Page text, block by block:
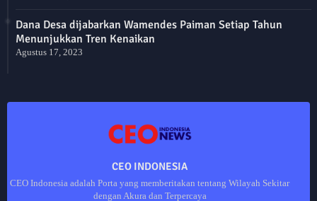
Dana Desa dijabarkan Wamendes Paiman Setiap Tahun
Menunjukkan Tren Kenaikan
Agustus 17, 2023
CEO INDONESIA
CEO Indonesia adalah Porta yang memberitakan tentang Wilayah Sekitar
dengan Akura dan Terpercaya